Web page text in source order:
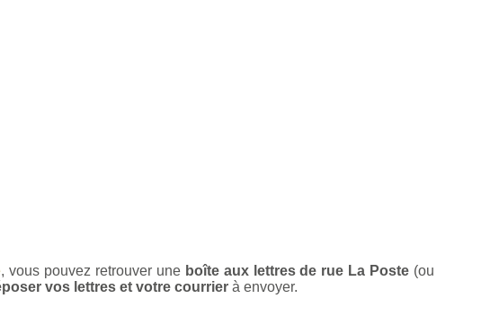
, vous pouvez retrouver une boîte aux lettres de rue La Poste (ou
vos lettres et votre courrier à envoyer.